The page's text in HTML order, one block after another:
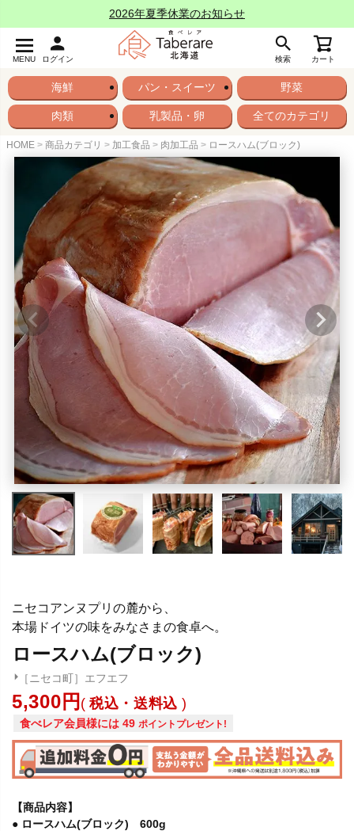
2026年夏季休業のお知らせ
MENU ログイン 検索 カート
海鮮 パン・スイーツ 野菜
肉類 乳製品・卵 全てのカテゴリ
HOME 商品カテゴリ 加工食品 肉加工品 ロースハム(ブロック)
ニセコアンヌプリの麓から、
本場ドイツの味をみなさまの食卓へ。
ロースハム(ブロック)
［ニセコ町］エフエフ
5,300 税込・送料込
食べレア会員様には 49 ポイントプレゼント!
【商品内容】
● ロースハム(ブロック) 600g